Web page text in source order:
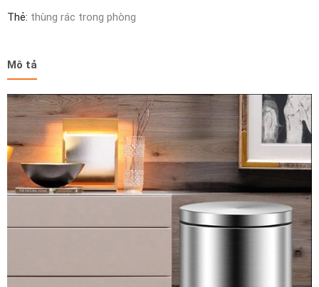
giá
lượng
Thẻ: thùng rác trong phòng
Mô tả